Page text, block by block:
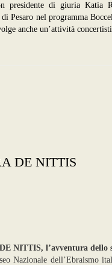
presidente di giuria Katia
Pesaro nel programma
anche un’attività
DE NITTIS
NITTIS, l’avventura dello
Nazionale dell’Ebraismo